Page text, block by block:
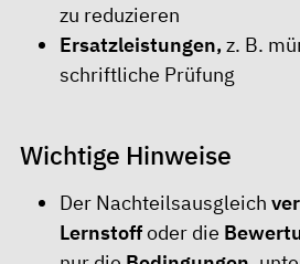
zu reduzieren
Ersatzleistungen,z. B.
schriftliche Prüfung
Wichtige Hinweise
Der Nachteilsausgleich
Lernstoffoder die